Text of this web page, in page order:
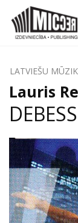
LATVIEŠU
Lauris